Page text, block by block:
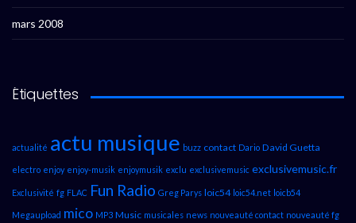
mars 2008
Étiquettes
actualité actu musique buzz contact Dario David Guetta
electro enjoy enjoy-musik enjoymusik exclu exclusivemusic exclusivemusic.fr
Exclusivité fg FLAC Fun Radio Greg Parys loic54 loic54.net loicb54
Megaupload mico MP3 Music musicales news nouveauté contact nouveauté fg